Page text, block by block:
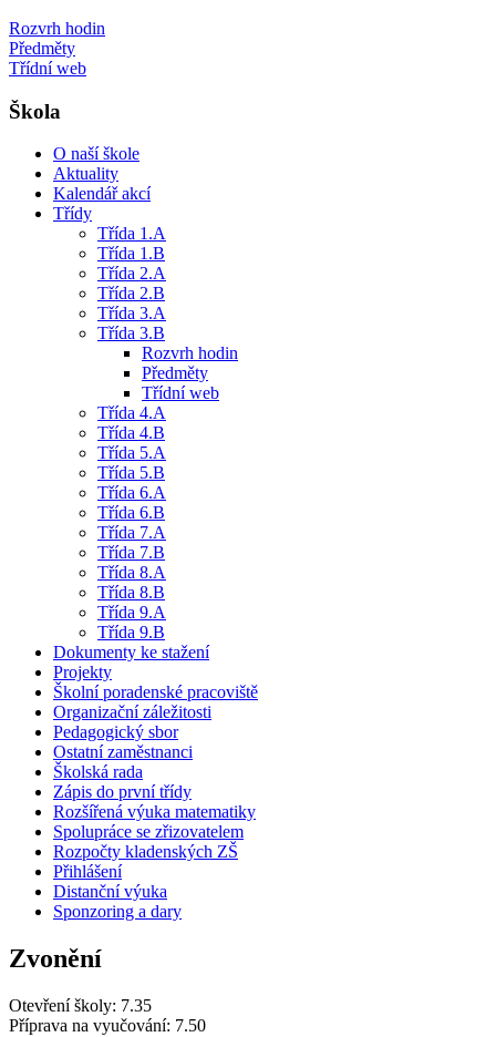
Rozvrh hodin
Předměty
Třídní web
Škola
O naší škole
Aktuality
Kalendář akcí
Třídy
Třída 1.A
Třída 1.B
Třída 2.A
Třída 2.B
Třída 3.A
Třída 3.B
Rozvrh hodin
Předměty
Třídní web
Třída 4.A
Třída 4.B
Třída 5.A
Třída 5.B
Třída 6.A
Třída 6.B
Třída 7.A
Třída 7.B
Třída 8.A
Třída 8.B
Třída 9.A
Třída 9.B
Dokumenty ke stažení
Projekty
Školní poradenské pracoviště
Organizační záležitosti
Pedagogický sbor
Ostatní zaměstnanci
Školská rada
Zápis do první třídy
Rozšířená výuka matematiky
Spolupráce se zřizovatelem
Rozpočty kladenských ZŠ
Přihlášení
Distanční výuka
Sponzoring a dary
Zvonění
Otevření školy: 7.35
Příprava na vyučování: 7.50